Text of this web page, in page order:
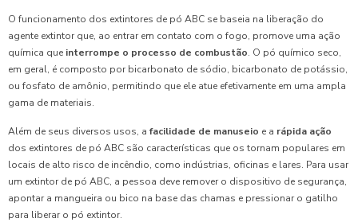
O funcionamento dos extintores de pó ABC se baseia na liberação do
agente extintor que, ao entrar em contato com o fogo, promove uma ação
química que interrompe o processo de combustão. O pó químico seco,
em geral, é composto por bicarbonato de sódio, bicarbonato de potássio,
ou fosfato de amônio, permitindo que ele atue efetivamente em uma ampla
gama de materiais.
Além de seus diversos usos, afacilidade de manuseio e a rápida ação
dos extintores de pó ABC são características que os tornam populares em
locais de alto risco de incêndio, como indústrias, oficinas e lares. Para usar
um extintor de pó ABC, a pessoa deve remover o dispositivo de segurança,
apontar a mangueira ou bico na base das chamas e pressionar o gatilho
para liberar o pó extintor.